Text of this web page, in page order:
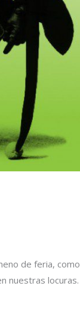
de feria, como
nuestras locuras.